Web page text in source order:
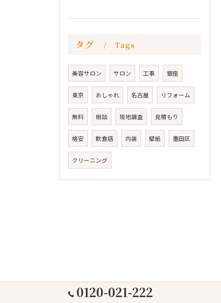
タグ Tags
美容サロン サロン 工事 銀座
東京 おしゃれ 名古屋 リフォーム
無料 相談 現地調査 見積もり
格安 飲食店 内装 壁紙 墨田区
クリーニング
0120-021-222